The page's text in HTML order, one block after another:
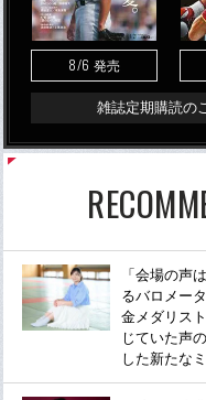
8/6 発売
雑誌定期購読の
「会場の声
るバロメー
金メダリス
じていた声
した新たな